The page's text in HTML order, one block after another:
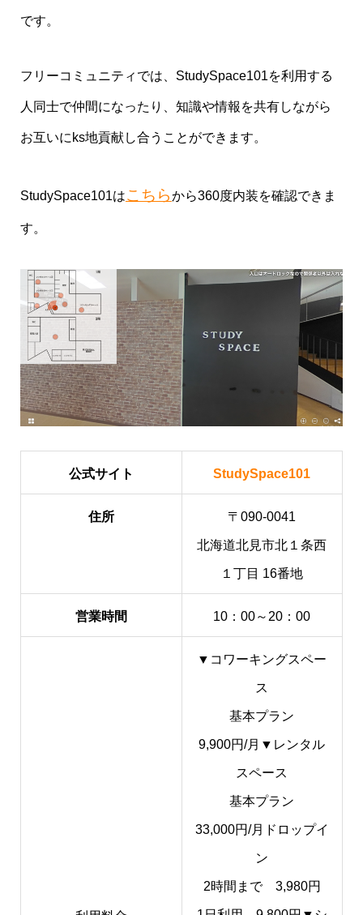
です。
フリーコミュニティでは、StudySpace101を利用する
人同士で仲間になったり、知識や情報を共有しながら
お互いにks地貢献し合うことができます。
StudySpace101はこちらから360度内装を確認できま
す。
公式サイト StudySpace101
住所 〒090-0041
北海道北見市北１条西
１丁目 16番地
営業時間 10：00～20：00
▼コワーキングスペー
ス
基本プラン
9,900円/月 ▼レンタル
スペース
基本プラン
33,000円/月 ドロップイ
ン
2時間まで 3,980円